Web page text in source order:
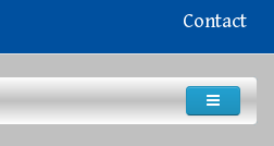
Contact